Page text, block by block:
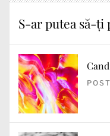
S-ar putea să-ți